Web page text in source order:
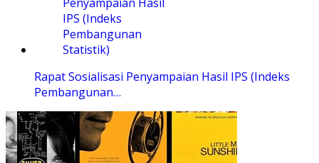
Rapat Sosialisasi Penyampaian Hasil IPS (Indeks
Pembangunan…